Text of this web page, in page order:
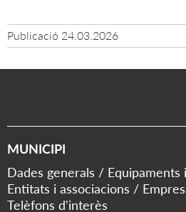
Publicació 24.03.2026
MUNICIPI
Dades generals
Equipaments
Entitats i associacions
Telèfons d'interès